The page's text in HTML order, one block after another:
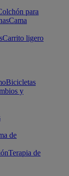
para
Cama
Carrito ligero
Bicicletas
y
de
Terapia de